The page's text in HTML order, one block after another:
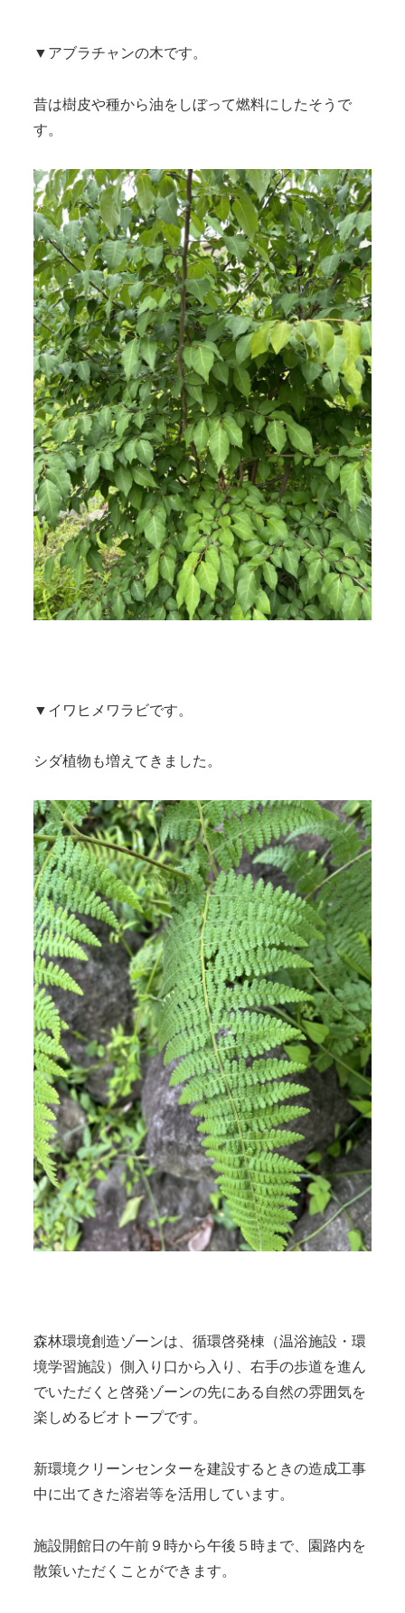
▼アブラチャンの木です。
昔は樹皮や種から油をしぼって燃料にしたそうで
す。
▼イワヒメワラビです。
シダ植物も増えてきました。
森林環境創造ゾーンは、循環啓発棟（温浴施設・環
境学習施設）側入り口から入り、右手の歩道を進ん
でいただくと啓発ゾーンの先にある自然の雰囲気を
楽しめるビオトープです。
新環境クリーンセンターを建設するときの造成工事
中に出てきた溶岩等を活用しています。
施設開館日の午前９時から午後５時まで、園路内を
散策いただくことができます。